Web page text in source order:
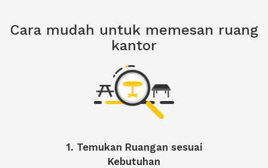
Cara mudah untuk memesan ruang
kantor
1. Temukan Ruangan sesuai
Kebutuhan